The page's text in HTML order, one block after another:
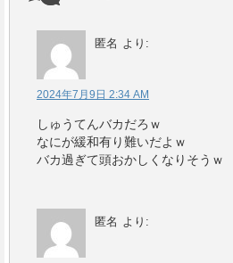
匿名 より:
2024年7月9日 2:34 AM
しゅうてんバカだろｗ
なにが緩和有り難いだよｗ
バカ過ぎて頭おかしくなりそうｗ
匿名 より: